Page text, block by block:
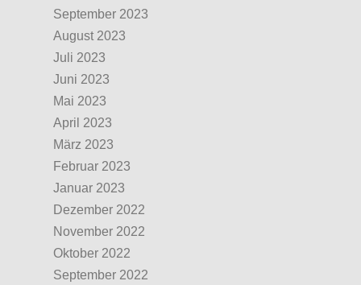
September 2023
August 2023
Juli 2023
Juni 2023
Mai 2023
April 2023
März 2023
Februar 2023
Januar 2023
Dezember 2022
November 2022
Oktober 2022
September 2022